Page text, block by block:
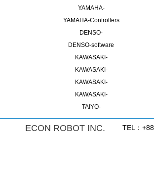
YAMAHA-
YAMAHA-Controllers
DENSO-
DENSO-software
KAWASAKI-
KAWASAKI-
KAWASAKI-
KAWASAKI-
TAIYO-
ECON ROBOT INC. TEL：